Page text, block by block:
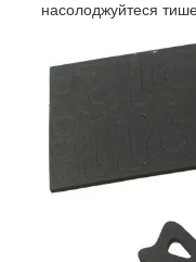
насолоджуйтеся